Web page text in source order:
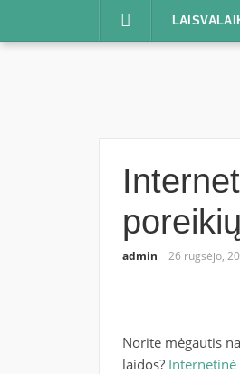
poreikių
admin 26 rugsėjo,
Norite mėgautis
laidos? Internetinė